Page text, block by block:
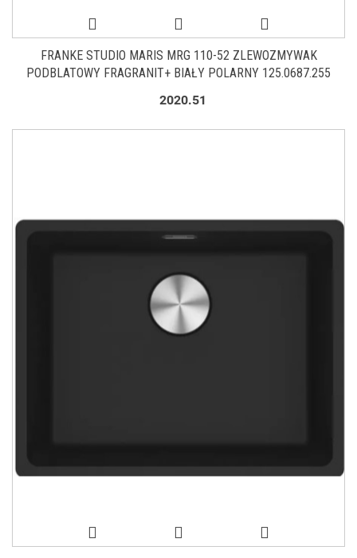
FRANKE STUDIO MARIS MRG 110-52 ZLEWOZMYWAK
PODBLATOWY FRAGRANIT+ BIAŁY POLARNY 125.0687.255
2020.51